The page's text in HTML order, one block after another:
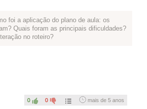
foi a aplicação do plano de aula: os
Quais foram as principais dificuldades?
no roteiro?
0 0 mais de 5 anos